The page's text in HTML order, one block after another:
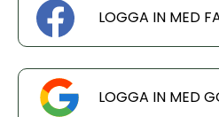
LOGGA IN MED
LOGGA IN MED